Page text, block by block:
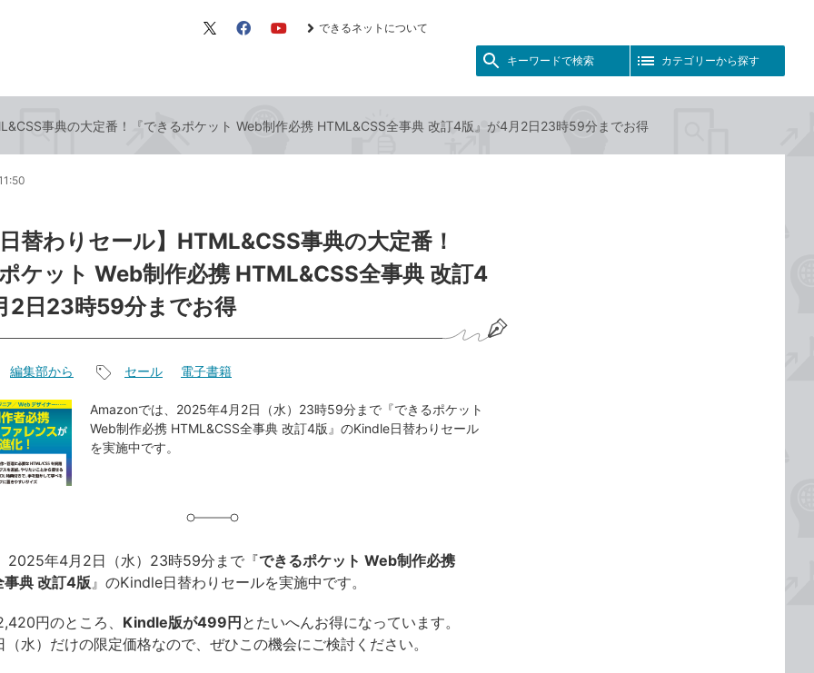
X（旧 FacebookYouTube
できるネットについて
キーワードで検索 カテゴリーから探す
事典の大定番！『できるポケット Web制作必携 HTML&CSS全事典 改訂4版』が4月2日23時59分までお得
替わりセール】HTML&CSS事典の大定番！
ケット Web制作必携 HTML&CSS全事典 改訂4
2日23時59分までお得
編集部から
事
タ
グ
セール 電子書籍
Amazonでは、2025年4月2日（水）23時59分まで『できるポケット
Web制作必携 HTML&CSS全事典 改訂4版』のKindle日替わりセール
を実施中です。
2025年4月2日（水）23時59分まで『できるポケット Web制作必携
典 改訂4版 』のKindle日替わりセールを実施中です。
円のところ、 Kindle版が499円とたいへんお得になっています。
水）だけの限定価格なので、ぜひこの機会にご検討ください。